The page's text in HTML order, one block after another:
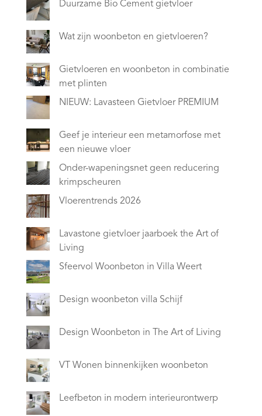
Duurzame Bio Cement gietvloer
Wat zijn woonbeton en gietvloeren?
Gietvloeren en woonbeton in combinatie
met plinten
NIEUW: Lavasteen Gietvloer PREMIUM
Geef je interieur een metamorfose met
een nieuwe vloer
Onder-wapeningsnet geen reducering
krimpscheuren
Vloerentrends 2026
Lavastone gietvloer jaarboek the Art of
Living
Sfeervol Woonbeton in Villa Weert
Design woonbeton villa Schijf
Design Woonbeton in The Art of Living
VT Wonen binnenkijken woonbeton
Leefbeton in modern interieurontwerp